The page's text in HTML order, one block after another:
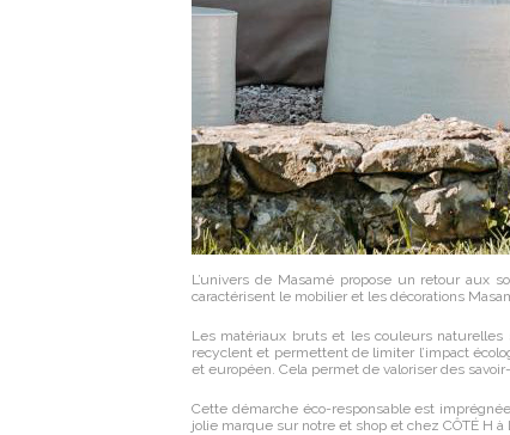
L’univers de Masamé propose un retour aux
caractérisent le mobilier et les décorations
Les matériaux bruts et les couleurs naturelles
recyclent et permettent de limiter l’impact
et européen. Cela permet de valoriser des
Cette démarche éco-responsable est
jolie marque sur notre et shop et chez CÔTÉ H